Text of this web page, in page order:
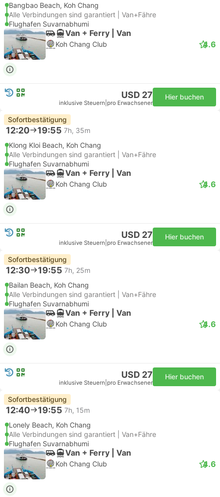
Bangbao Beach, Koh Chang
Alle Verbindungen sind garantiert | Van+Fähre
Flughafen Suvarnabhumi
Van + Ferry | Van
Koh Chang Club 4.6
USD 27
inklusive Steuern pro Erwachsener
Hier buchen
Sofortbestätigung
12:20 19:55 7h, 35m
Klong Kloi Beach, Koh Chang
Alle Verbindungen sind garantiert | Van+Fähre
Flughafen Suvarnabhumi
Van + Ferry | Van
Koh Chang Club 4.6
USD 27
inklusive Steuern pro Erwachsener
Hier buchen
Sofortbestätigung
12:30 19:55 7h, 25m
Bailan Beach, Koh Chang
Alle Verbindungen sind garantiert | Van+Fähre
Flughafen Suvarnabhumi
Van + Ferry | Van
Koh Chang Club 4.6
USD 27
inklusive Steuern pro Erwachsener
Hier buchen
Sofortbestätigung
12:40 19:55 7h, 15m
Lonely Beach, Koh Chang
Alle Verbindungen sind garantiert | Van+Fähre
Flughafen Suvarnabhumi
Van + Ferry | Van
Koh Chang Club 4.6